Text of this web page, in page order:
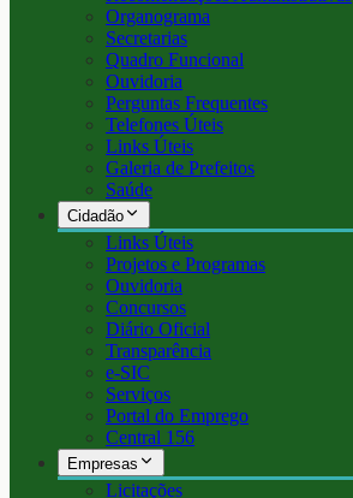
Organograma
Secretarias
Quadro Funcional
Ouvidoria
Perguntas Frequentes
Telefones Úteis
Links Úteis
Galeria de Prefeitos
Saúde
Cidadão
Links Úteis
Projetos e Programas
Ouvidoria
Concursos
Diário Oficial
Transparência
e-SIC
Serviços
Portal do Emprego
Central 156
Empresas
Licitações